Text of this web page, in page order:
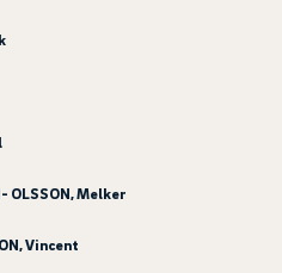
OLSSON, Melker
Vincent